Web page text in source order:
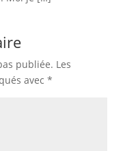
publiée. Les
avec *